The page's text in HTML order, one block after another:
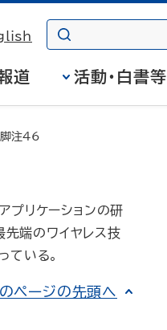
道 活動・白書等
脚注46
プリケーションの研
端のワイヤレス技
ている。
ページの先頭へ